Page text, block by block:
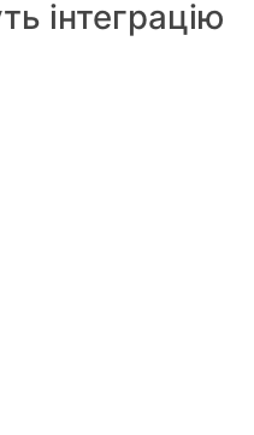
інтеграцію